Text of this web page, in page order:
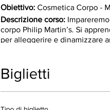
Obiettivo: Cosmetica Corpo -
Descrizione corso:
corpo Philip Martin’s. Si
per alleggerire e dinamizzare
Spiegazione teorica
Gli inestetismi cutanei
Spiegazione cosmetici
Biglietti